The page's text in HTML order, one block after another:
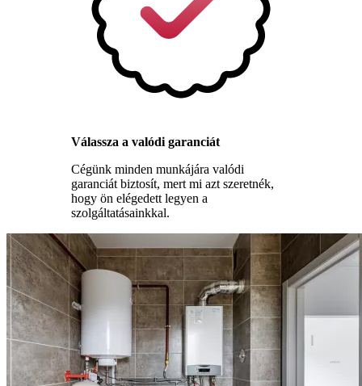
Válassza a valódi garanciát
Cégünk minden munkájára valódi
garanciát biztosít, mert mi azt szeretnék,
hogy ön elégedett legyen a
szolgáltatásainkkal.